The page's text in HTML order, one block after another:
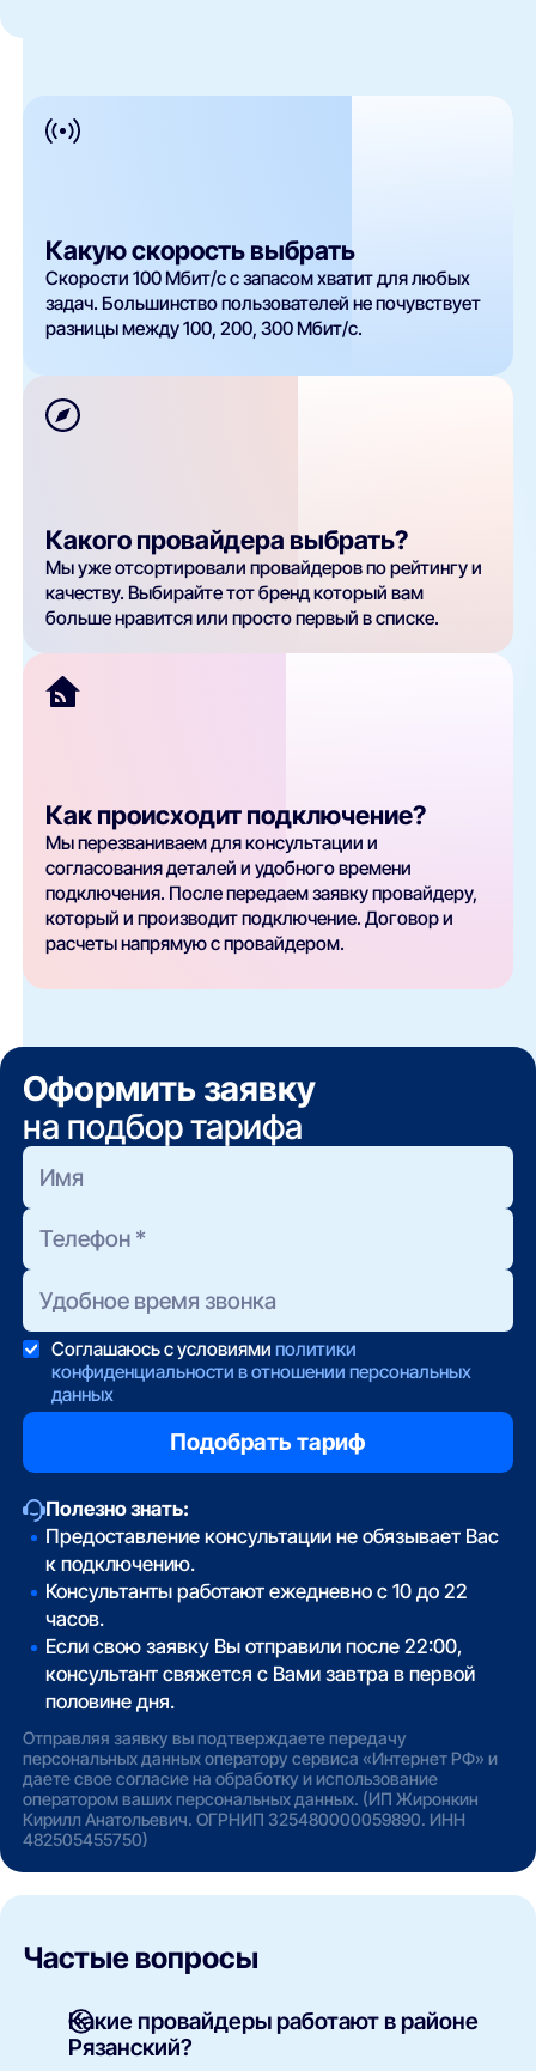
Какую скорость выбрать
Скорости 100 Мбит/с с запасом хватит для любых
задач. Большинство пользователей не почувствует
разницы между 100, 200, 300 Мбит/с.
Какого провайдера выбрать?
Мы уже отсортировали провайдеров по рейтингу и
качеству. Выбирайте тот бренд который вам
больше нравится или просто первый в списке.
Как происходит подключение?
Мы перезваниваем для консультации и
согласования деталей и удобного времени
подключения. После передаем заявку провайдеру,
который и производит подключение. Договор и
расчеты напрямую с провайдером.
Оформить заявку
на подбор тарифа
Соглашаюсь с условиями политики
конфиденциальности в отношении персональных
данных
Полезно знать:
Предоставление консультации не обязывает Вас
к подключению.
Консультанты работают ежедневно с 10 до 22
часов.
Если свою заявку Вы отправили после 22:00,
консультант свяжется с Вами завтра в первой
половине дня.
Отправляя заявку вы подтверждаете передачу
персональных данных оператору сервиса «Интернет РФ» и
даете свое согласие на обработку и использование
оператором ваших персональных данных. (ИП Жиронкин
Кирилл Анатольевич. ОГРНИП 325480000059890. ИНН
482505455750)
Частые вопросы
Какие провайдеры работают в районе
Рязанский?